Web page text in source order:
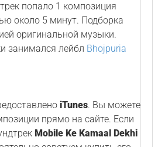
попало 1 композиция
около 5 минут. Подборка
оригинальной музыки.
занимался лейбл Bhojpuria
iTunes. Вы можете
прямо на сайте. Если
Mobile Ke Kamaal Dekhi